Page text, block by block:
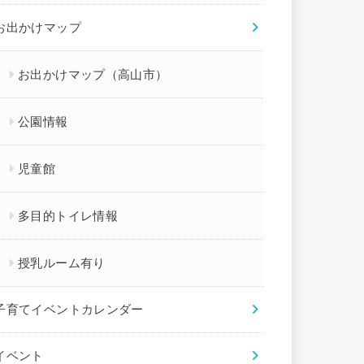
出かけマップ
お出かけマップ（高山市）
公園情報
児童館
多目的トイレ情報
授乳ルーム有り
育てイベントカレンダー
ベント